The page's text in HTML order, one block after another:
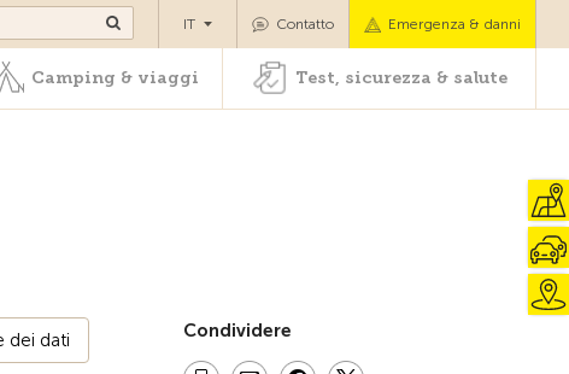
Camping & viaggi Test, sicurezza & salute
Contatto Emergenza & danni
IT
Camping & viaggi Test, sicurezza & salute
dei dati Condividere